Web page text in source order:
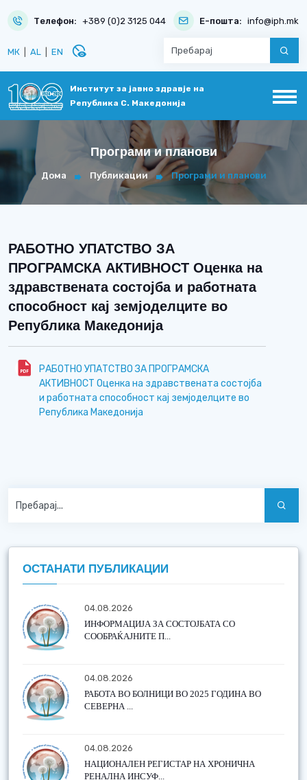
Телефон: +389 (0)2 3125 044 Е-пошта: info@iph.mk
МК AL EN disabled_visible
Институт за јавно здравје на
Република С. Македонија
Програми и планови
Дома Публикации Програми и планови
РАБОТНО УПАТСТВО ЗА
ПРОГРАМСКА АКТИВНОСТ Оценка на
здравствената состојба и работната
способност кај земјоделците во
Република Македонија
РАБОТНО УПАТСТВО ЗА ПРОГРАМСКА
АКТИВНОСТ Оценка на здравствената состојба
и работната способност кај земјоделците во
Република Македонија
ОСТАНАТИ ПУБЛИКАЦИИ
04.08.2026
ИНФОРМАЦИЈА ЗА СОСТОЈБАТА СО
СООБРАЌАЈНИТЕ П...
04.08.2026
РАБОТА ВО БОЛНИЦИ ВО 2025 ГОДИНА ВО
СЕВЕРНА ...
04.08.2026
НАЦИОНАЛЕН РЕГИСТАР НА ХРОНИЧНА
РЕНАЛНА ИНСУФ...